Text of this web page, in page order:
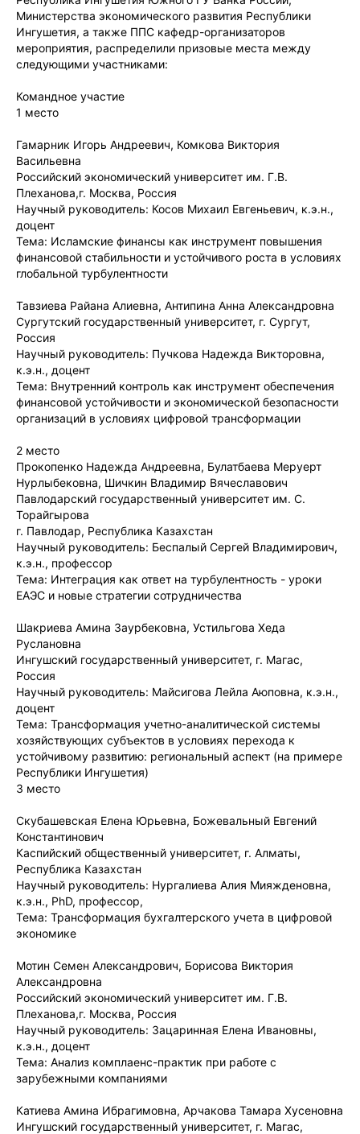
Министерства экономического развития Республики
Ингушетия, а также ППС кафедр-организаторов
мероприятия, распределили призовые места между
следующими участниками:
Командное участие
1 место
Гамарник Игорь Андреевич, Комкова Виктория
Васильевна
Российский экономический университет им. Г.В.
Плеханова,г. Москва, Россия
Научный руководитель: Косов Михаил Евгеньевич, к.э.н.,
доцент
Тема: Исламские финансы как инструмент повышения
финансовой стабильности и устойчивого роста в условиях
глобальной турбулентности
Тавзиева Райана Алиевна, Антипина Анна Александровна
Сургутский государственный университет, г. Сургут,
Россия
Научный руководитель: Пучкова Надежда Викторовна,
к.э.н., доцент
Тема: Внутренний контроль как инструмент обеспечения
финансовой устойчивости и экономической безопасности
организаций в условиях цифровой трансформации
2 место
Прокопенко Надежда Андреевна, Булатбаева Меруерт
Нурлыбековна, Шичкин Владимир Вячеславович
Павлодарский государственный университет им. С.
Торайгырова
г. Павлодар, Республика Казахстан
Научный руководитель: Беспалый Сергей Владимирович,
к.э.н., профессор
Тема: Интеграция как ответ на турбулентность - уроки
ЕАЭС и новые стратегии сотрудничества
Шакриева Амина Заурбековна, Устильгова Хеда
Руслановна
Ингушский государственный университет, г. Магас,
Россия
Научный руководитель: Майсигова Лейла Аюповна, к.э.н.,
доцент
Тема: Трансформация учетно-аналитической системы
хозяйствующих субъектов в условиях перехода к
устойчивому развитию: региональный аспект (на примере
Республики Ингушетия)
3 место
Скубашевская Елена Юрьевна, Божевальный Евгений
Константинович
Каспийский общественный университет, г. Алматы,
Республика Казахстан
Научный руководитель: Нургалиева Алия Мияжденовна,
к.э.н., PhD, профессор,
Тема: Трансформация бухгалтерского учета в цифровой
экономике
Мотин Семен Александрович, Борисова Виктория
Александровна
Российский экономический университет им. Г.В.
Плеханова,г. Москва, Россия
Научный руководитель: Зацаринная Елена Ивановны,
к.э.н., доцент
Тема: Анализ комплаенс-практик при работе с
зарубежными компаниями
Катиева Амина Ибрагимовна, Арчакова Тамара Хусеновна
Ингушский государственный университет, г. Магас,